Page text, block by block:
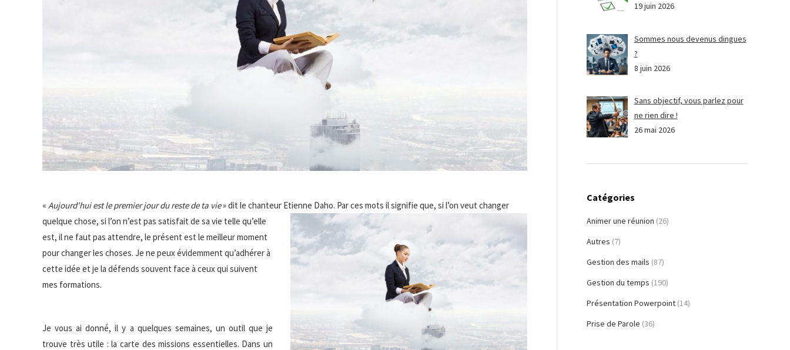
« Aujourd’hui est le premier jour du reste de ta vie» dit le chanteur Etienne Daho. Par ces mots il signifie que, si l’on veut changer
quelque chose, si l’on n’est pas satisfait de sa vie telle qu’elle
est, il ne faut pas attendre, le présent est le meilleur moment
pour changer les choses. Je ne peux évidemment qu’adhérer à
cette idée et je la défends souvent face à ceux qui suivent
mes formations.
Je vous ai donné, il y a quelques semaines, un outil que je
trouve très utile : la carte des missions essentielles. Dans un
19 juin 2026
Sommes nous devenus dingues
?
8 juin 2026
Sans objectif, vous parlez pour
ne rien dire !
26 mai 2026
Catégories
Animer une réunion (26)
Autres (7)
Gestion des mails (87)
Gestion du temps (190)
Présentation Powerpoint (14)
Prise de Parole (36)